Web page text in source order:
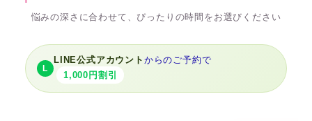
悩みの深さに合わせて、ぴったりの時間をお選びください
L
LINE公式アカウント からのご予約で
1,000円割引